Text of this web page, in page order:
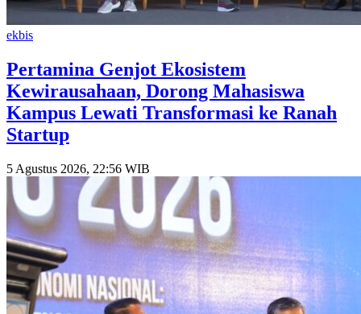
ekbis
Pertamina Genjot Ekosistem
Kewirausahaan, Dorong Mahasiswa
Kampus Lewati Transformasi ke Ranah
Startup
5 Agustus 2026, 22:56 WIB